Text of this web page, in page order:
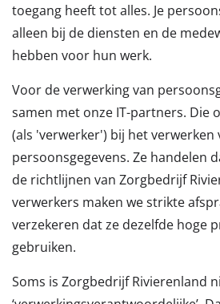
toegang heeft tot alles. Je
alleen bij de diensten en de
hebben voor hun werk.
Voor de verwerking van
samen met onze IT-partners. Die
(als 'verwerker') bij het verwerken
persoonsgegevens. Ze handelen
de richtlijnen van Zorgbedrijf
verwerkers maken we strikte
verzekeren dat ze dezelfde hoge
gebruiken.
Soms is Zorgbedrijf Rivierenland